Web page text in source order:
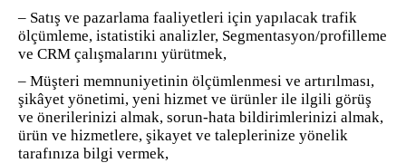
– Satış ve pazarlama faaliyetleri için yapılacak trafik
ölçümleme, istatistiki analizler, Segmentasyon/profilleme
ve CRM çalışmalarını yürütmek,
– Müşteri memnuniyetinin ölçümlenmesi ve artırılması,
şikâyet yönetimi, yeni hizmet ve ürünler ile ilgili görüş
ve önerilerinizi almak, sorun-hata bildirimlerinizi almak,
ürün ve hizmetlere, şikayet ve taleplerinize yönelik
tarafınıza bilgi vermek,